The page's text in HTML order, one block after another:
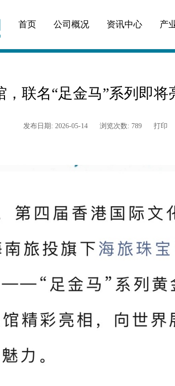
首页 公司概况 资讯中心 产
联名“足金马”系列即
发布日期: 2026-05-14 浏览次数: 789 打印